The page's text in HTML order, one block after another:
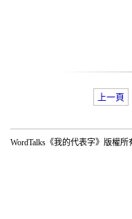
上一頁
WordTalks《我的代表字》版權所